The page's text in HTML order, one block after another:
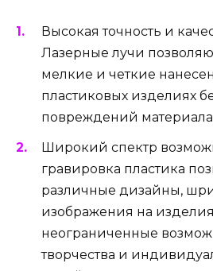
Высокая точность и
Лазерные лучи
мелкие и четкие
пластиковых изделиях
повреждений
Широкий спектр
гравировка пластика
различные дизайны,
изображения на
неограниченные
творчества и